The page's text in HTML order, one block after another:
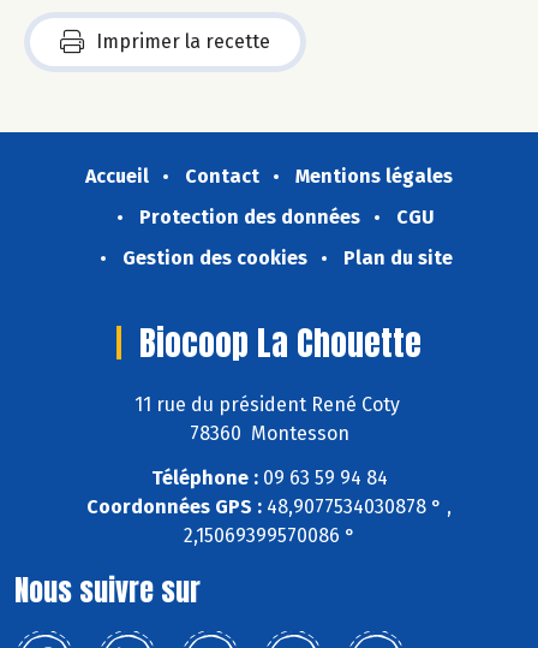
Imprimer la recette
Accueil Contact
Mentions légales
Protection des données
CGU
Gestion des cookies
Plan du site
Biocoop La Chouette
11 rue du président René Coty
78360 Montesson
Téléphone :09 63 59 94 84
Coordonnées GPS : 48,9077534030878 ° ,
2,15069399570086 °
Nous suivre sur